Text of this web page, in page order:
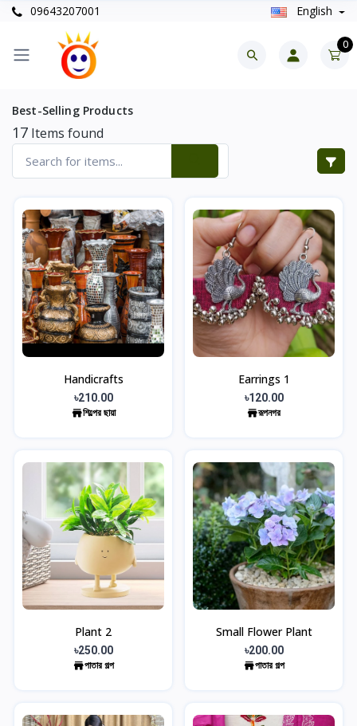
09643207001 English
0
Best-Selling Products
17 Items found
Handicrafts
৳210.00
শিল্পের ছায়া
Earrings 1
৳120.00
রূপনগর
Plant 2
৳250.00
পাতার গল্প
Small Flower Plant
৳200.00
পাতার গল্প